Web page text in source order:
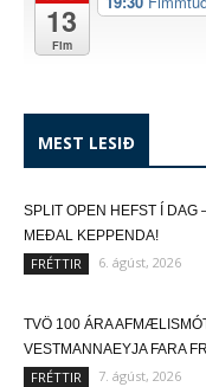
13
Fim
MEST LESIÐ
SPLIT OPEN HEFST Í DAG
MEÐAL KEPPENDA!
FRÉTTIR 6. ágúst, 2026
TVÖ 100 ÁRA
VESTMANNAEYJA FARA
FRÉTTIR 7. ágúst, 2026